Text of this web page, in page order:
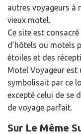
autres voyageurs à
vieux motel.
Ce site est
d’hôtels ou motels
étoiles et des
Motel Voyageur est
symbolisait par ce
excepté celui de se
de voyage parfait.
Sur Le Même